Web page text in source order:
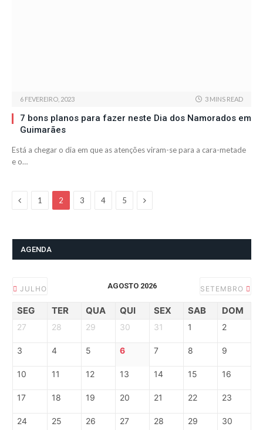
6 FEVEREIRO, 2023 3 MINS READ
7 bons planos para fazer neste Dia dos Namorados em
Guimarães
Está a chegar o dia em que as atenções viram-se para a cara-metade
e o…
Previous
1 2 3 4 5 Next
AGENDA
JULHO AGOSTO 2026 SETEMBRO
SEG TER QUA QUI SEX SAB DOM
27 28 29 30 31 1 2
3 4 5 6 7 8 9
10 11 12 13 14 15 16
17 18 19 20 21 22 23
24 25 26 27 28 29 30